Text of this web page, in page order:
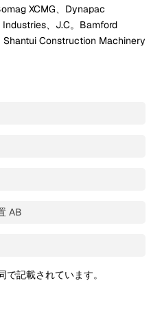
XCMG、Dynapac
、J.C。Bamford
Shantui Construction Machinery
AB
記載されています。